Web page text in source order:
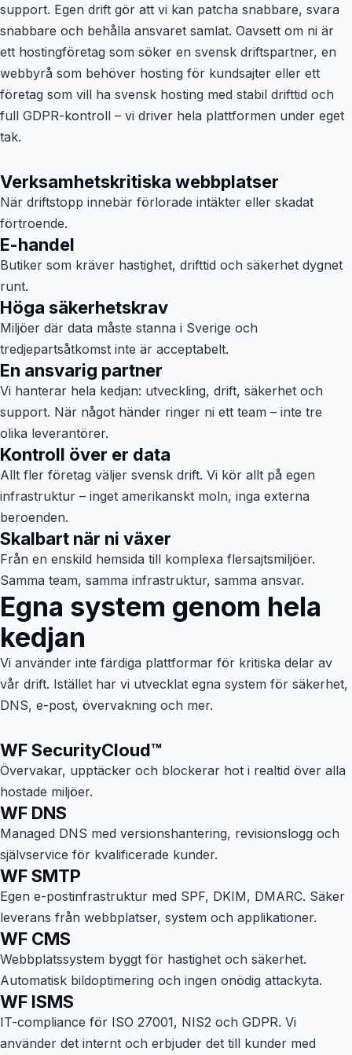
support. Egen drift gör att vi kan patcha snabbare, svara
snabbare och behålla ansvaret samlat. Oavsett om ni är
ett hostingföretag som söker en svensk driftspartner, en
webbyrå som behöver hosting för kundsajter eller ett
företag som vill ha svensk hosting med stabil drifttid och
full GDPR-kontroll – vi driver hela plattformen under eget
tak.
Verksamhetskritiska webbplatser
När driftstopp innebär förlorade intäkter eller skadat
förtroende.
E-handel
Butiker som kräver hastighet, drifttid och säkerhet dygnet
runt.
Höga säkerhetskrav
Miljöer där data måste stanna i Sverige och
tredjepartsåtkomst inte är acceptabelt.
En ansvarig partner
Vi hanterar hela kedjan: utveckling, drift, säkerhet och
support. När något händer ringer ni ett team – inte tre
olika leverantörer.
Kontroll över er data
Allt fler företag väljer svensk drift. Vi kör allt på egen
infrastruktur – inget amerikanskt moln, inga externa
beroenden.
Skalbart när ni växer
Från en enskild hemsida till komplexa flersajtsmiljöer.
Samma team, samma infrastruktur, samma ansvar.
Egna system genom hela
kedjan
Vi använder inte färdiga plattformar för kritiska delar av
vår drift. Istället har vi utvecklat egna system för säkerhet,
DNS, e-post, övervakning och mer.
WF SecurityCloud™
Övervakar, upptäcker och blockerar hot i realtid över alla
hostade miljöer.
WF DNS
Managed DNS med versionshantering, revisionslogg och
självservice för kvalificerade kunder.
WF SMTP
Egen e-postinfrastruktur med SPF, DKIM, DMARC. Säker
leverans från webbplatser, system och applikationer.
WF CMS
Webbplatssystem byggt för hastighet och säkerhet.
Automatisk bildoptimering och ingen onödig attackyta.
WF ISMS
IT-compliance för ISO 27001, NIS2 och GDPR. Vi
använder det internt och erbjuder det till kunder med